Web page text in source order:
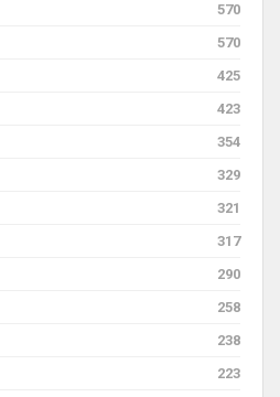
570
570
425
423
354
329
321
317
290
258
238
223